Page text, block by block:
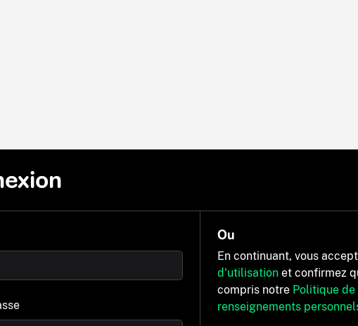
Ou
En continuant, vous
d'utilisation et confirmez
compris notre Politique
renseignements